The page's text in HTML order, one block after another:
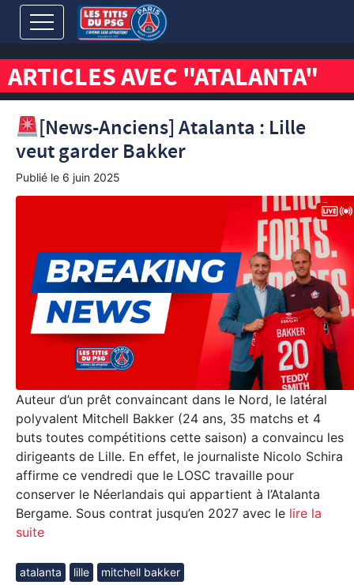
ARTICLES AVEC "ATALANTA"
[News-Anciens] Atalanta : Lille
veut garder Bakker
Publié le 6 juin 2025
Auteur d’un prêt convaincant dans le Nord, le latéral
polyvalent Mitchell Bakker (24 ans, 35 matchs et 4
buts toutes compétitions cette saison) a convaincu les
dirigeants de Lille. En effet, le journaliste Nicolo Schira
affirme ce vendredi que le LOSC travaille pour
conserver le Néerlandais qui appartient à l’Atalanta
Bergame. Sous contrat jusqu’en 2027 avec le lire la
suite
atalanta lille mitchell bakker